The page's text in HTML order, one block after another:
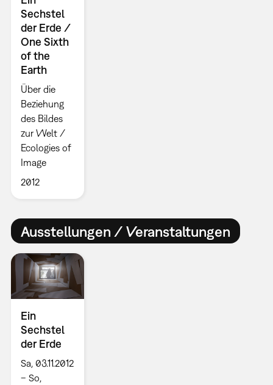
Sechstel
der Erde /
One Sixth
of the
Earth
Über die
Beziehung
des Bildes
zur Welt /
Ecologies of
Image
2012
Ausstellungen / Veranstaltungen
Ein
Sechstel
der Erde
Sa, 03.11.2012
– So,